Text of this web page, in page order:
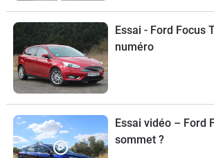
Essai - Ford Focus
numéro
Essai vidéo – Ford
sommet ?